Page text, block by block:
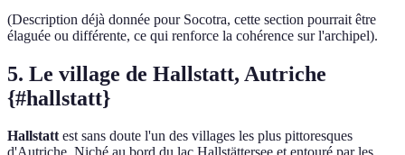
(Description déjà donnée pour Socotra, cette section pourrait être
élaguée ou différente, ce qui renforce la cohérence sur l'archipel).
5. Le village de Hallstatt, Autriche
{#hallstatt}
Hallstattest sans doute l'un des villages les plus pittoresques